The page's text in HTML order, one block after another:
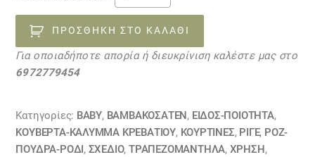
βαμβακοσατέν
χονδρό
ριγέ
λευκό,
07101625
ποσότητα
ΠΡΟΣΘΉΚΗ ΣΤΟ ΚΑΛΆΘΙ
Για οποιαδήποτε απορία ή διευκρίνιση καλέστε μας στο
6972779454
Κατηγορίες: BABY, ΒΑΜΒΑΚΟΣΑΤΈΝ , ΕΙΔΟΣ-ΠΟΙΟΤΗΤΑ,
ΚΟΥΒΈΡΤΑ-ΚΆΛΥΜΜΑ ΚΡΕΒΑΤΙΟΎ, ΚΟΥΡΤΊΝΕΣ, ΡΙΓΈ, ΡΟΖ-
ΠΟΥΔΡΑ-ΡΟΔΙ , ΣΧΕΔΙΟ,ΤΡΑΠΕΖΟΜΆΝΤΗΛΑ, ΧΡΗΣΗ ,